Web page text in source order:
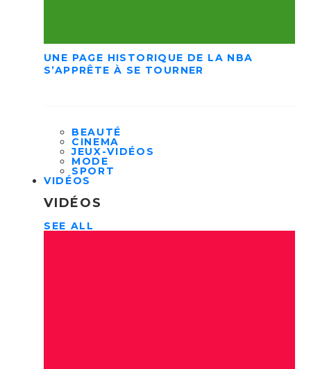
UNE PAGE HISTORIQUE DE LA NBA
S’APPRÊTE À SE TOURNER
BEAUTÉ
CINEMA
JEUX-VIDÉOS
MODE
SPORT
VIDÉOS
VIDÉOS
SEE ALL